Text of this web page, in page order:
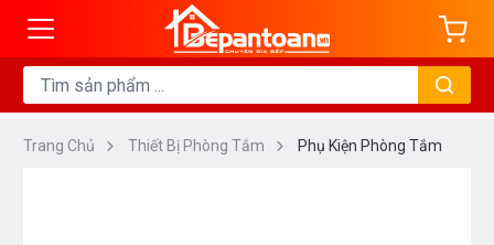
Trang Chủ Thiết Bị Phòng Tắm Phụ Kiện Phòng Tắm